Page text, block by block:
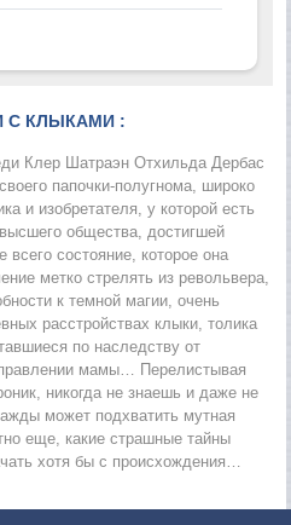
С КЛЫКАМИ :
Клер Шатраэн Отхильда Дербас
папочки-полугнома, широко
и изобретателя, у которой есть
общества, достигшей
состояние, которое она
метко стрелять из револьвера,
к темной магии, очень
расстройствах клыки, толика
по наследству от
мамы… Перелистывая
никогда не знаешь и даже не
может подхватить мутная
еще, какие страшные тайны
хотя бы с происхождения…